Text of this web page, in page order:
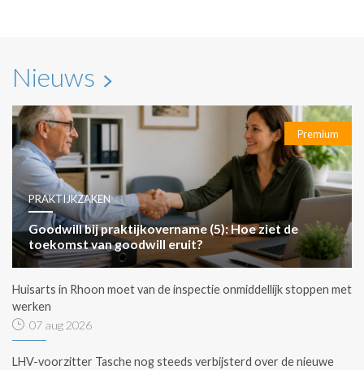
Nieuws
Premium
PRAKTIJKZAKEN
Goodwill bij praktijkovername (5): Hoe ziet de
toekomst van goodwill eruit?
Huisarts in Rhoon moet van de inspectie onmiddellijk stoppen met
werken
07 aug 2026
LHV-voorzitter Tasche nog steeds verbijsterd over de nieuwe